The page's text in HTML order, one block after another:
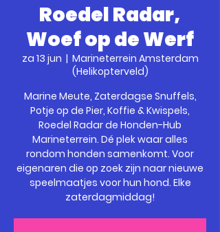
Roedel Radar,
Woef op de Werf
za 13 jun
  |
Marineterrein Amsterdam
(Helikopterveld)
Marine Meute, Zaterdagse Snuffels,
Potje op de Pier, Koffie & Kwispels,
Roedel Radar de Honden-Hub
Marineterrein. Dé plek waar alles
rondom honden samenkomt. Voor
eigenaren die op zoek zijn naar nieuwe
speelmaatjes voor hun hond. Elke
zaterdagmiddag!